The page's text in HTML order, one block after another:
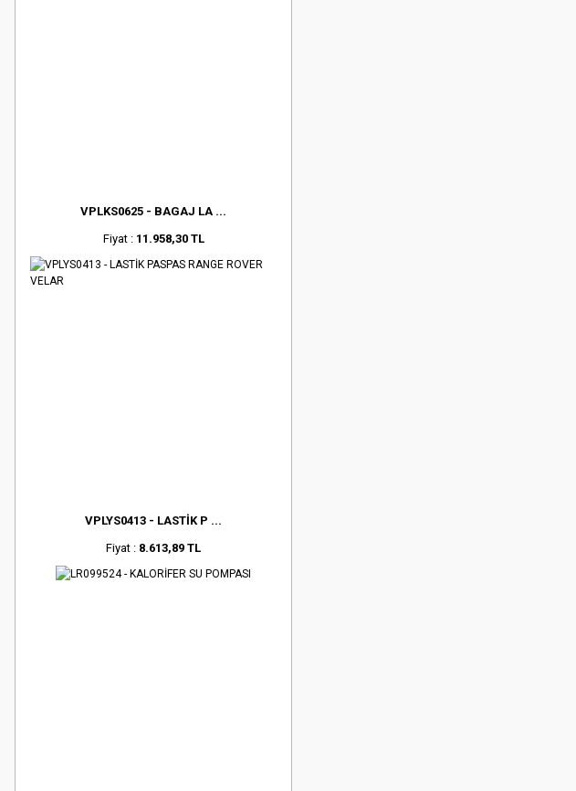
VPLKS0625 - BAGAJ LA ...
Fiyat : 11.958,30 TL
VPLYS0413 - LASTİK P ...
Fiyat : 8.613,89 TL